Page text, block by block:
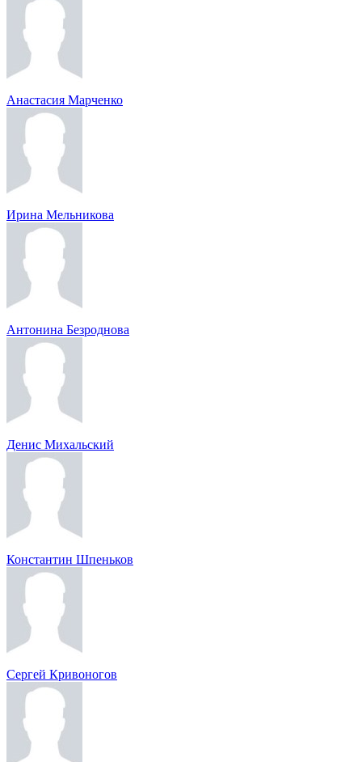
Анастасия Марченко
Ирина Мельникова
Антонина Безроднова
Денис Михальский
Константин Шпеньков
Сергей Кривоногов